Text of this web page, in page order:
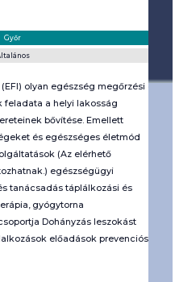
Győr
olyan egészség megőrzési és
feladata a helyi lakosság
bővítése. Emellett
és egészséges életmód
(Az elérhető
egészségügyi
tanácsadás táplálkozási és
gyógytorna
Dohányzás leszokást
előadások prevenciós